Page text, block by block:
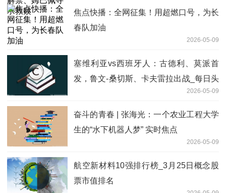
焦点快播：全网征集！用超燃口号，为长
春队加油
2026-05-09
塞维利亚vs西班牙人：古德利、莫派首
发，鲁文-桑切斯、卡夫雷拉出战_每日头
2026-05-09
奋斗的青春 | 张海光：一个农业工程大学
生的“水下机器人梦” 实时焦点
2026-05-09
航空新材料10强排行榜_3月25日概念股
票市值排名